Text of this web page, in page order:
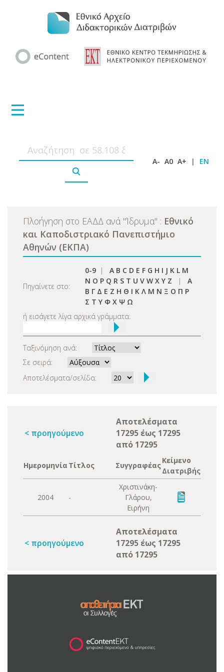
A- A0 A+ | EN
Πλοήγηση στο ΕΑΔΔ ανά "Ίδρυμα" : Εθνικό
και Καποδιστριακό Πανεπιστήμιο
Αθηνών (ΕΚΠΑ)
Πηγαίνετε στο:
0-9 | A B C D E F G H I J K L M
N O P Q R S T U V W X Y Z | Α
Β Γ Δ Ε Ζ Η Θ Ι Κ Λ Μ Ν Ξ Ο Π Ρ
Σ Τ Υ Φ Χ Ψ Ω
ή εισάγετε λίγα αρχικά γράμματα:
Ταξινόμηση ανά:
Σε σειρά:
Αποτελέσματα/σελίδα:
< προηγούμενο
Αποτελέσματα
17295 έως 17295
από 17295
Ημερομηνία Τίτλος Συγγραφέας
Κείμενο
Διατριβής
2004 -
Χριστινάκη-
Γλάρου,
Ειρήνη
< προηγούμενο
Αποτελέσματα
17295 έως 17295
από 17295